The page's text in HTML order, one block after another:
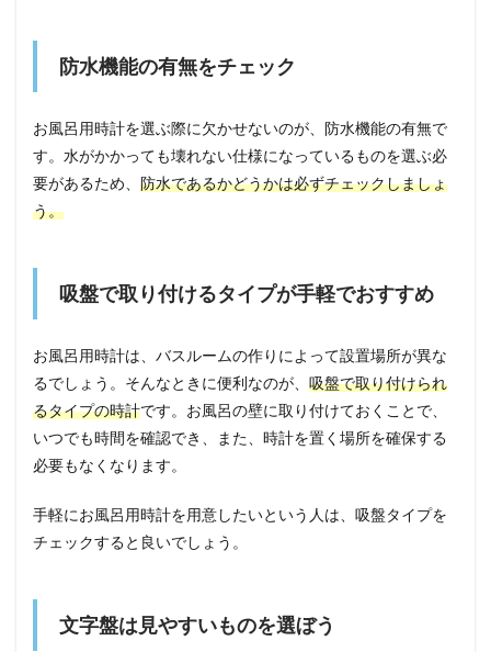
防水機能の有無をチェック
お風呂用時計を選ぶ際に欠かせないのが、防水機能の有無で
す。水がかかっても壊れない仕様になっているものを選ぶ必
要があるため、 防水であるかどうかは必ずチェックしましょ
う。
吸盤で取り付けるタイプが手軽でおすすめ
お風呂用時計は、バスルームの作りによって設置場所が異な
るでしょう。そんなときに便利なのが、 吸盤で取り付けられ
るタイプの時計です。お風呂の壁に取り付けておくことで、
いつでも時間を確認でき、また、時計を置く場所を確保する
必要もなくなります。
手軽にお風呂用時計を用意したいという人は、吸盤タイプを
チェックすると良いでしょう。
文字盤は見やすいものを選ぼう